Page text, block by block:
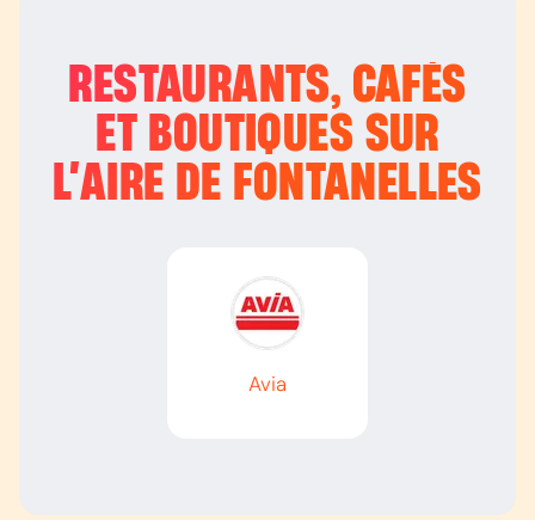
RESTAURANTS, CAFÉS
ET BOUTIQUES SUR
L’AIRE DE FONTANELLES
Avia